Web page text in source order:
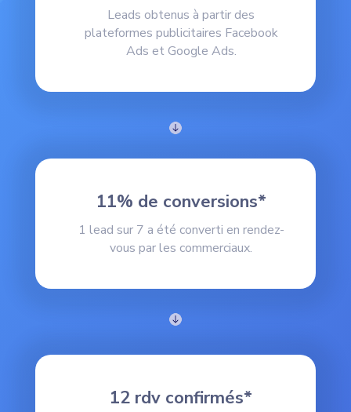
Leads obtenus à partir des
plateformes publicitaires Facebook
Ads et Google Ads.
11% de conversions*
1 lead sur 7 a été converti en rendez-
vous par les commerciaux.
12 rdv confirmés*